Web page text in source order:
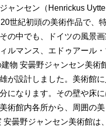
ャンセン（Henrickus
世紀初頭の美術作品で、
の中でも、ドイツの風景
ルマンス、エドゥアール
物 安曇野ジャンセン美術
が設計しました。美術館
になります。その壁や床
術館内各所から、周囲の
曇野ジャンセン美術館は